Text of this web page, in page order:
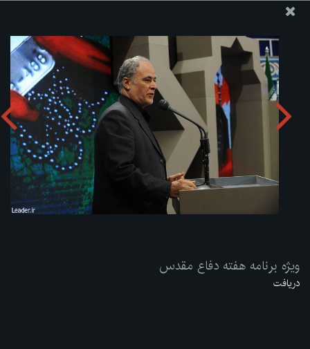
ارسال نامه
وجوهات
ویژه برنامه هفته دفاع مقدس دریافت آلبوم:zip
ویژه برنامه هفته دفاع مقدس
دریافت